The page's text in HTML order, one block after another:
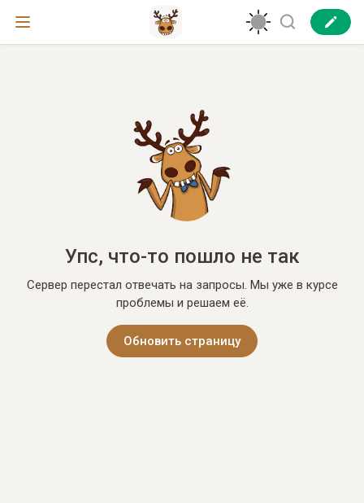
Упс, что-то пошло не так
Сервер перестал отвечать на запросы. Мы уже в курсе
проблемы и решаем её.
Обновить страницу